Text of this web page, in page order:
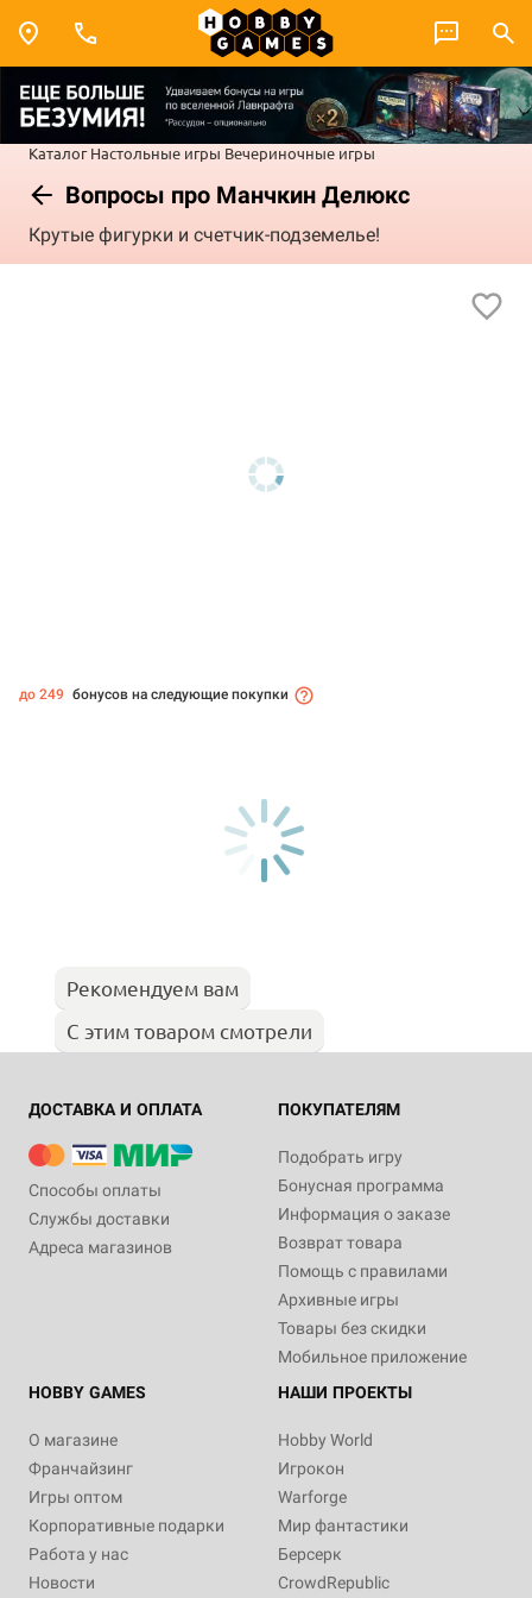
Каталог Настольные игры Вечериночные игры
Вопросы про Манчкин Делюкс
Крутые фигурки и счетчик-подземелье!
до 249 бонусов на следующие покупки
Рекомендуем вам
С этим товаром смотрели
ДОСТАВКА И ОПЛАТА
Способы оплаты
Службы доставки
Адреса магазинов
ПОКУПАТЕЛЯМ
Подобрать игру
Бонусная программа
Информация о заказе
Возврат товара
Помощь с правилами
Архивные игры
Товары без скидки
Мобильное приложение
HOBBY GAMES
О магазине
Франчайзинг
Игры оптом
Корпоративные подарки
Работа у нас
Новости
НАШИ ПРОЕКТЫ
Hobby World
Игрокон
Warforge
Мир фантастики
Берсерк
CrowdRepublic